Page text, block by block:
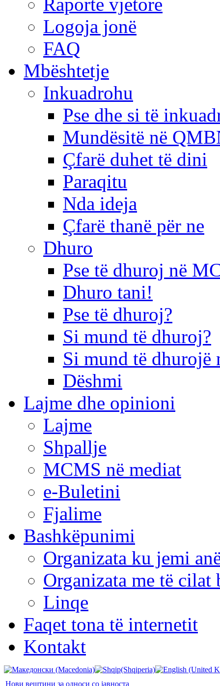
Logoja jonë
FAQ
Mbështetje
Inkuadrohu
Pse dhe si të
Mundësitë në
Çfarë duhet të dini
Paraqitu
Nda ideja
Çfarë thanë për ne
Dhuro
Pse të dhuroj në
Dhuro tani!
Pse të dhuroj?
Si mund të dhuroj?
Si mund të dhurojë
Dëshmi
Lajme dhe opinioni
Lajme
Shpallje
MCMS në mediat
e-Buletini
Fjalime
Bashkëpunimi
Organizata ku jemi
Organizata me të cilat
Linqe
Faqet tona të internetit
Kontakt
Нови вештини за односи со јавноста